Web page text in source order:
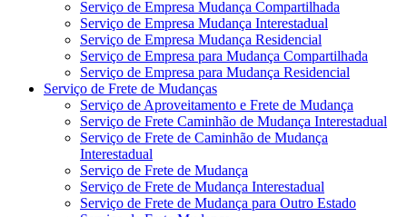
Serviço de Empresa Mudança Compartilhada
Serviço de Empresa Mudança Interestadual
Serviço de Empresa Mudança Residencial
Serviço de Empresa para Mudança Compartilhada
Serviço de Empresa para Mudança Residencial
Serviço de Frete de Mudanças
Serviço de Aproveitamento e Frete de Mudança
Serviço de Frete Caminhão de Mudança Interestadual
Serviço de Frete de Caminhão de Mudança
Interestadual
Serviço de Frete de Mudança
Serviço de Frete de Mudança Interestadual
Serviço de Frete de Mudança para Outro Estado